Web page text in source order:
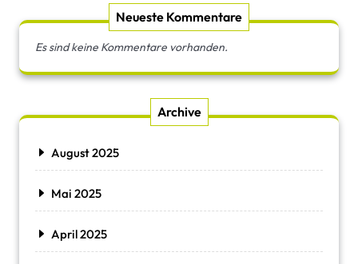
Neueste Kommentare
Es sind keine Kommentare vorhanden.
Archive
August 2025
Mai 2025
April 2025